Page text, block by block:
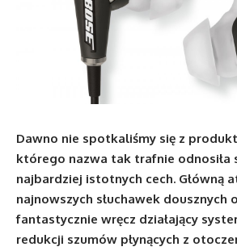
Dawno nie spotkaliśmy się z
którego nazwa tak trafnie odnosiła
najbardziej istotnych cech. Główną
najnowszych słuchawek dousznych
fantastycznie wręcz działający
redukcji szumów płynących z